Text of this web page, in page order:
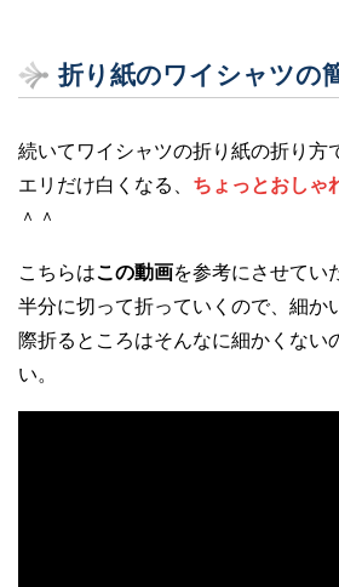
折り紙のワイシャツの
続いてワイシャツの折り紙の折り方
エリだけ白くなる、 ちょっとおしゃ
＾＾
こちらはこの動画を参考にさせてい
半分に切って折っていくので、細か
際折るところはそんなに細かくない
い。